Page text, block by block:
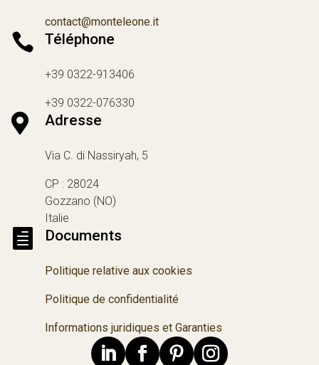
contact@monteleone.it
 Téléphone
+39 0322-913406
+39 0322-076330
 Adresse
Via C. di Nassiryah, 5
CP : 28024
Gozzano (NO)
Italie
 Documents
Politique relative aux cookies
Politique de confidentialité
Informations juridiques et Garanties